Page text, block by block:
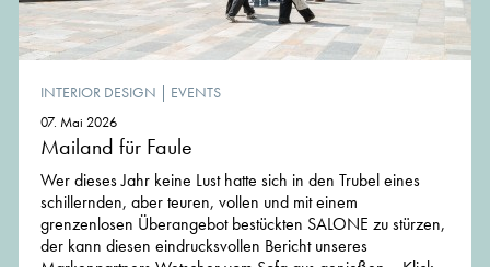
INTERIOR DESIGN | EVENTS
07. Mai 2026
Mailand für Faule
Wer dieses Jahr keine Lust hatte sich in den Trubel eines
schillernden, aber teuren, vollen und mit einem
grenzenlosen Überangebot bestückten SALONE zu stürzen,
der kann diesen eindrucksvollen Bericht unseres